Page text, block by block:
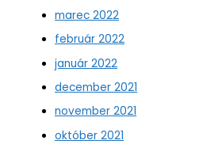
marec 2022
február 2022
január 2022
december 2021
november 2021
október 2021